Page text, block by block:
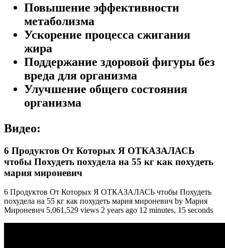
Повышение эффективности
метаболизма
Ускорение процесса сжигания
жира
Поддержание здоровой фигуры без
вреда для организма
Улучшение общего состояния
организма
Видео:
6 Продуктов От Которых Я ОТКАЗАЛАСЬ
чтобы Похудеть похудела на 55 кг как похудеть
мария мироневич
6 Продуктов От Которых Я ОТКАЗАЛАСЬ чтобы Похудеть
похудела на 55 кг как похудеть мария мироневич by Мария
Мироневич 5,061,529 views 2 years ago 12 minutes, 15 seconds